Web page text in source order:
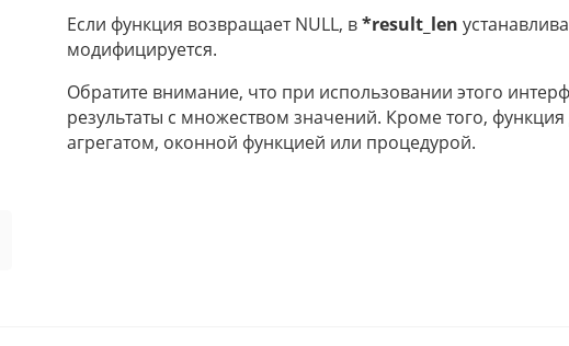
Если функция возвращает NULL, в*result_len
модифицируется.
Обратите внимание, что при использовании этого
результаты с множеством значений. Кроме того,
агрегатом, оконной функцией или процедурой.